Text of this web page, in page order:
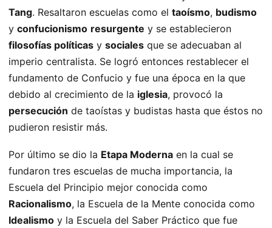
Tang. Resaltaron escuelas como el taoísmo, budismo
y confucionismo resurgente y se establecieron
filosofías políticas y sociales que se adecuaban al
imperio centralista. Se logró entonces restablecer el
fundamento de Confucio y fue una época en la que
debido al crecimiento de la iglesia, provocó la
persecución de taoístas y budistas hasta que éstos no
pudieron resistir más.
Por último se dio la Etapa Moderna en la cual se
fundaron tres escuelas de mucha importancia, la
Escuela del Principio mejor conocida como
Racionalismo, la Escuela de la Mente conocida como
Idealismo y la Escuela del Saber Práctico que fue